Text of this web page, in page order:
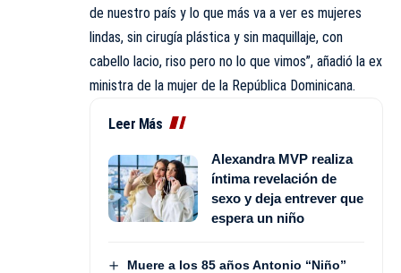
de nuestro país y lo que más va a ver es mujeres
lindas, sin cirugía plástica y sin maquillaje, con
cabello lacio, riso pero no lo que vimos”, añadió la ex
ministra de la mujer de la República Dominicana.
Leer Más
Alexandra MVP realiza
íntima revelación de
sexo y deja entrever que
espera un niño
Muere a los 85 años Antonio “Niño”